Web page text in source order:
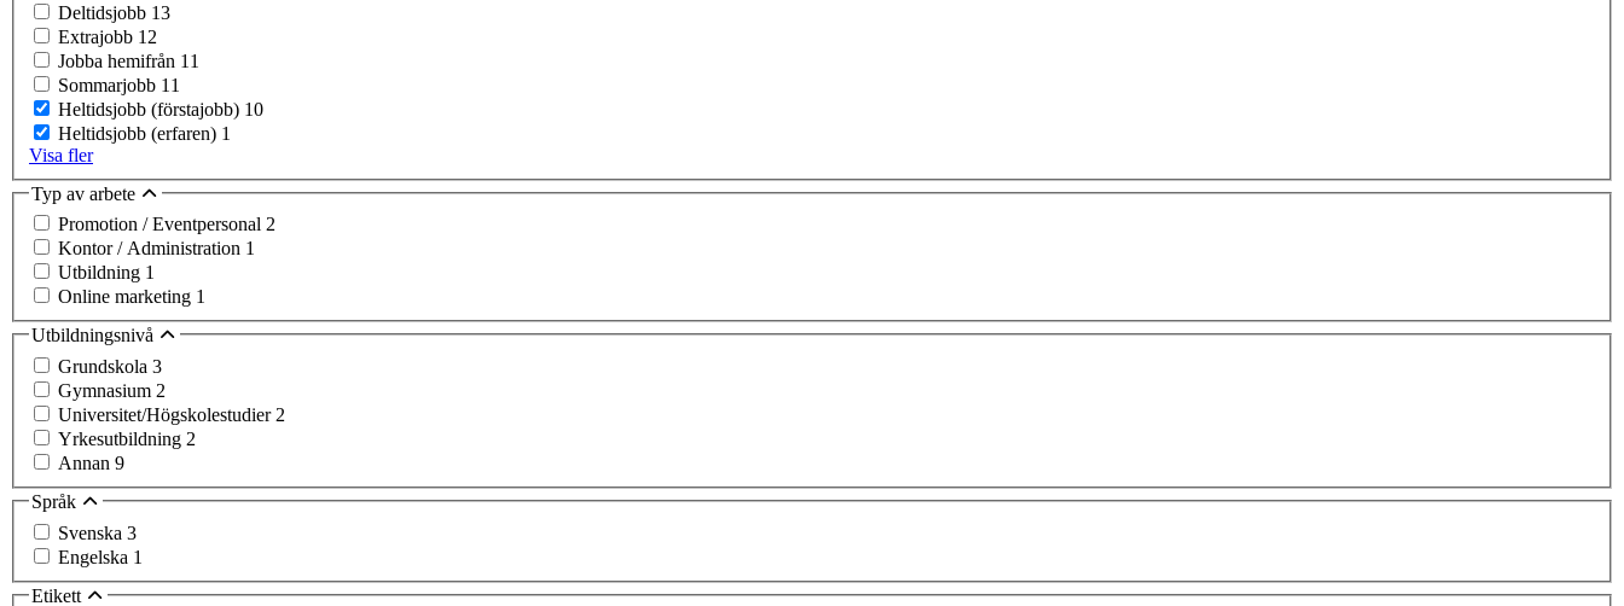
Deltidsjobb 13
Extrajobb 12
Jobba hemifrån 11
Sommarjobb 11
Heltidsjobb (förstajobb) 10
Heltidsjobb (erfaren) 1
Visa fler
Typ av arbete
Promotion / Eventpersonal 2
Kontor / Administration 1
Utbildning 1
Online marketing 1
Utbildningsnivå
Grundskola 3
Gymnasium 2
Universitet/Högskolestudier 2
Yrkesutbildning 2
Annan 9
Språk
Svenska 3
Engelska 1
Etikett